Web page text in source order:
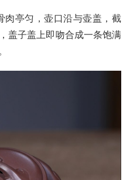
盖子盖上即吻合成一条饱满